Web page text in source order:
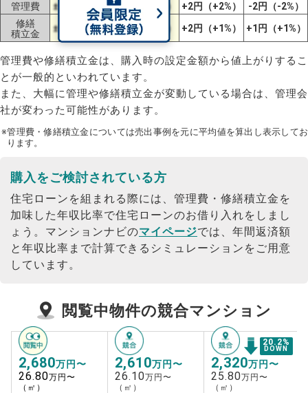
管理費 ±0円（±0%） ±0円（±0%） +2円（+2%）
-2円（-2%）
修繕
積立金
±0円（±0%） ±0円（±0%） +2円（+1%） +1円（+1%）
管理費や修繕積立金は、購入時の設定金額から値上がりするこ
とが一般的といわれています。
また、大幅に管理や修繕積立金が変動している場合は、管理会
社が変わった可能性があります。
※管理費・修繕積立金については売出事例を元に平均値を算出し表示してお
ります。
購入をご検討されている方
住宅ローンを組まれる際には、管理費・修繕積立金を
加味した年収比率で住宅ローンのお借り入れをしまし
ょう。 マンションナビのマイページでは、年間返済額
と年収比率まで計算できるシミュレーションをご用意
しています。
閲覧中物件の競合マンション
2,680万円〜
26.80万円〜
（㎡）
2,610万円〜
26.10万円〜
（㎡）
20.2%
DOWN
2,320万円〜
25.80万円〜
（㎡）